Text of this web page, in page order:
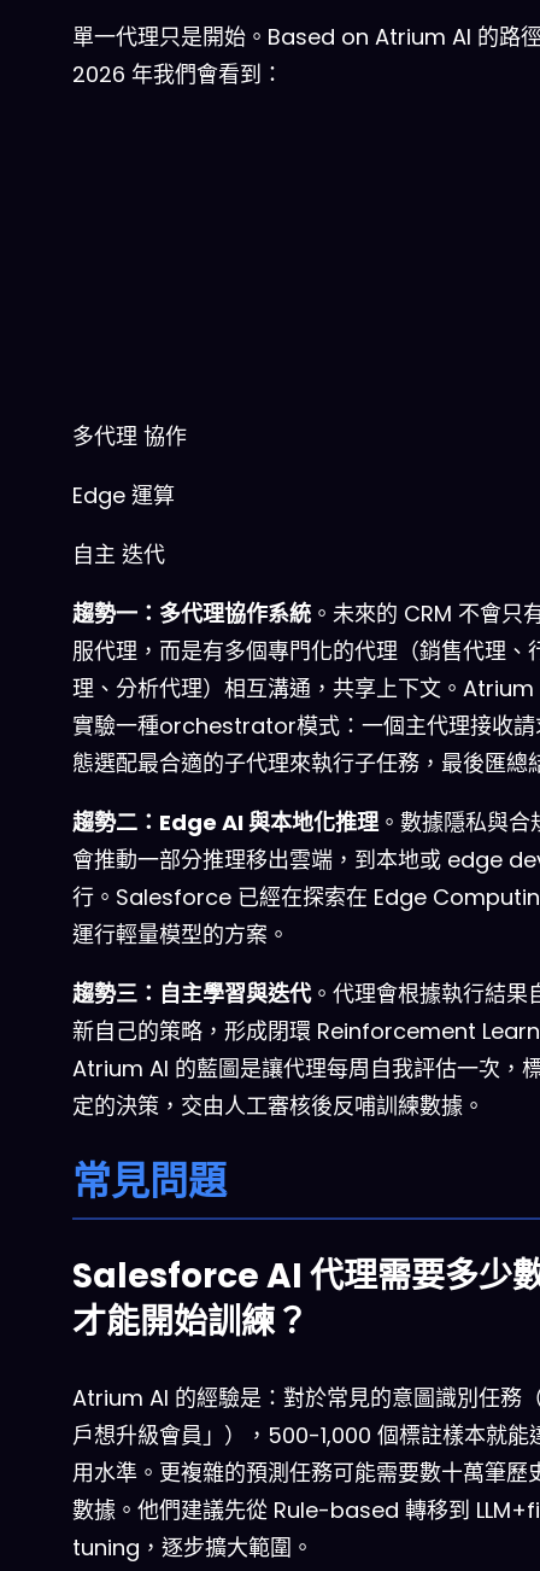
單一代理只是開始。Based on Atrium AI 的路
2026 年我們會看到：
多代理 協作
Edge 運算
自主 迭代
趨勢一：多代理協作系統 。未來的 CRM 不會只
服代理，而是有多個專門化的代理（銷售代理、
理、分析代理）相互溝通，共享上下文。Atrium
實驗一種orchestrator模式：一個主代理接收
態選配最合適的子代理來執行子任務，最後匯總
趨勢二：Edge AI 與本地化推理。數據隱私與合
會推動一部分推理移出雲端，到本地或 edge
行。Salesforce 已經在探索在 Edge
運行輕量模型的方案。
趨勢三：自主學習與迭代。代理會根據執行結果
新自己的策略，形成閉環 Reinforcement
Atrium AI 的藍圖是讓代理每周自我評估一次，
定的決策，交由人工審核後反哺訓練數據。
常見問題
Salesforce AI 代理需要多少
才能開始訓練？
Atrium AI 的經驗是：對於常見的意圖識別任務
戶想升級會員」），500-1,000 個標註樣本就能
用水準。更複雜的預測任務可能需要數十萬筆歷
數據。他們建議先從 Rule-based 轉移到
tuning，逐步擴大範圍。